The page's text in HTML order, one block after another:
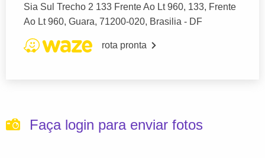
Sia Sul Trecho 2 133 Frente Ao Lt 960, 133, Frente
Ao Lt 960, Guara, 71200-020, Brasilia - DF
rota pronta
Faça login para enviar fotos